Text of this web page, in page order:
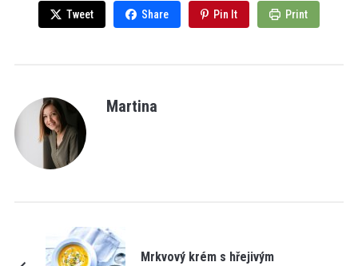
Tweet Share Pin It Print
Martina
Mrkvový krém s hřejivým